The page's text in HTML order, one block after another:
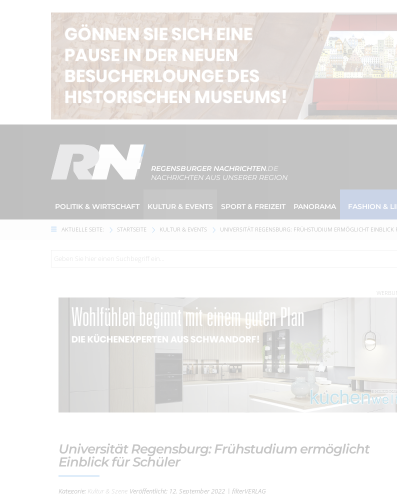
REGENSBURGER NACHRICHTEN.DE
NACHRICHTEN AUS UNSERER REGION
POLITIK & WIRTSCHAFT KULTUR & EVENTS SPORT & FREIZEIT PANORAMA FASHION &
AKTUELLE SEITE: STARTSEITE KULTUR & EVENTS UNIVERSITÄT REGENSBURG: FRÜHSTUDIUM ERMÖGLICHT EINBLICK
Universität Regensburg: Frühstudium ermöglicht
Einblick für Schüler
Kategorie: Kultur & Szene Veröffentlicht: 12. September 2022 | filterVERLAG